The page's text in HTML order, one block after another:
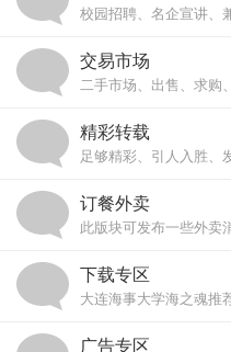
交易市场
精彩转载
足够精彩、引人入胜、
订餐外卖
下载专区
广告专区